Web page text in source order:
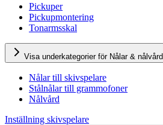
Pickuper
Pickupmontering
Tonarmsskal
Visa underkategorier för Nålar & nålvård
Nålar till skivspelare
Stålnålar till grammofoner
Nålvård
Inställning skivspelare